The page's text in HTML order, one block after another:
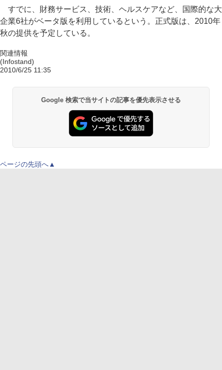
すでに、財務サービス、技術、ヘルスケアなど、国際的な大
企業6社がベータ版を利用しているという。正式版は、2010年
秋の提供を予定している。
関連情報
(Infostand)
2010/6/25 11:35
Google 検索で当サイトの記事を優先表示させる
ページの先頭へ▲